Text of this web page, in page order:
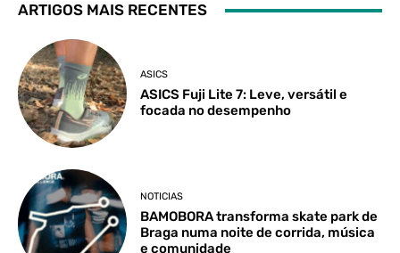
ARTIGOS MAIS RECENTES
ASICS
ASICS Fuji Lite 7: Leve, versátil e
focada no desempenho
NOTICIAS
BAMOBORA transforma skate park de
Braga numa noite de corrida, música
e comunidade